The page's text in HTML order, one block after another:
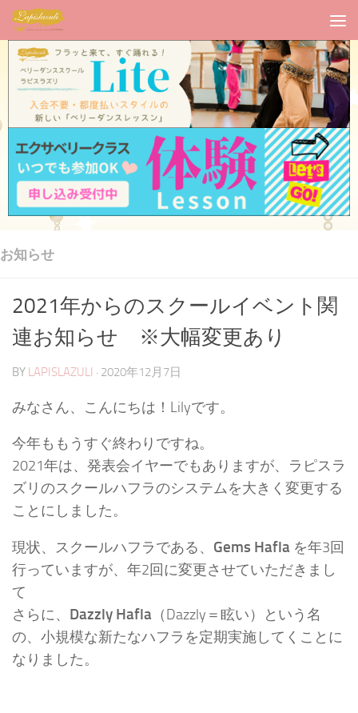
お知らせ
2021年からのスクールイベント関
連お知らせ ※大幅変更あり
BY LAPISLAZULI · 2020年12月7日
みなさん、こんにちは！Lilyです。
今年ももうすぐ終わりですね。
2021年は、発表会イヤーでもありますが、ラピスラ
ズリのスクールハフラのシステムを大きく変更する
ことにしました。
現状、スクールハフラである、 Gems Hafla を年3回
行っていますが、年2回に変更させていただきまし
て
さらに、 Dazzly Hafla （Dazzly＝眩い）という名
の、小規模な新たなハフラを定期実施してくことに
なりました。